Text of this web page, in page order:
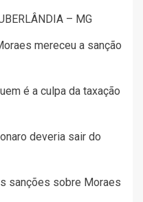
– MG
mereceu a sanção
é a culpa da taxação
deveria sair do
sanções sobre Moraes